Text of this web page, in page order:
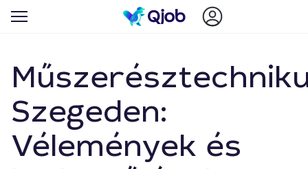
Szegeden:
Vélemények és